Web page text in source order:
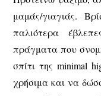
μαμάς/γιαγιάς.
παλιότερα
πράγματα που
σπίτι της minimal
χρήσιμα και να